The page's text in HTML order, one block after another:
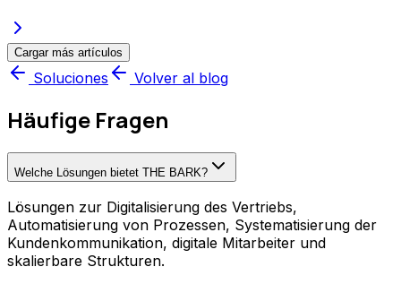
Cargar más artículos
Soluciones Volver al blog
Häufige Fragen
Welche Lösungen bietet THE BARK?
Lösungen zur Digitalisierung des Vertriebs,
Automatisierung von Prozessen, Systematisierung der
Kundenkommunikation, digitale Mitarbeiter und
skalierbare Strukturen.